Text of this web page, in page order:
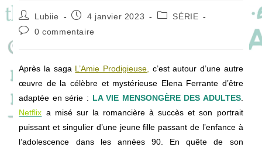
Auteur/autrice
de
la
Lubiie
Publication
4 janvier 2023
PostSÉRIE
Commentaires
0 commentaire
Après la saga L’Amie Prodigieuse
c’est autour d’une autre
œuvre de la célèbre et mystérieuse Elena Ferrante d’être
adaptée en série : LA VIE MENSONGÈRE DES ADULTES.
Netflix a misé sur la romancière à succès et son portrait
puissant et singulier d’une jeune fille passant de l’enfance à
l’adolescence dans les années 90. En quête de son